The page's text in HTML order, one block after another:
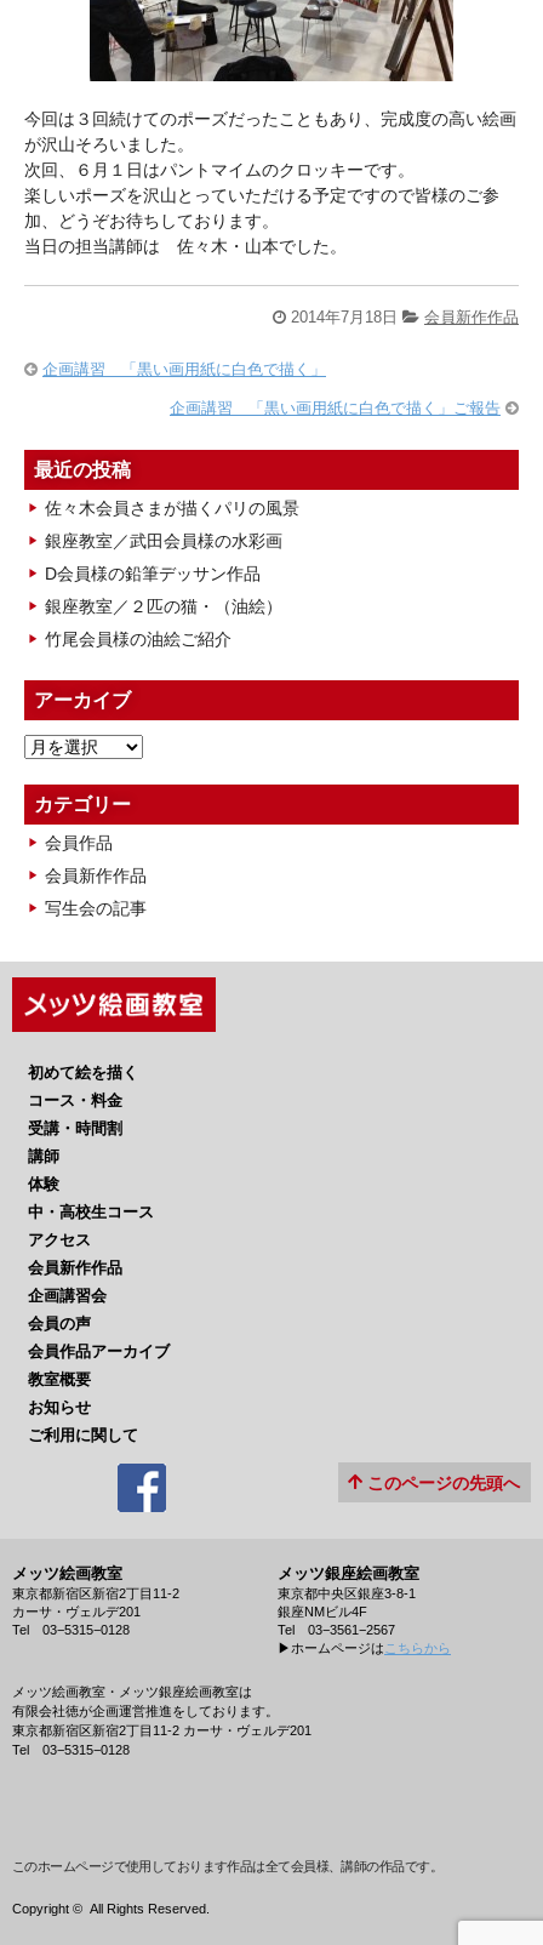
今回は３回続けてのポーズだったこともあり、完成度の高い絵画
が沢山そろいました。
次回、６月１日はパントマイムのクロッキーです。
楽しいポーズを沢山とっていただける予定ですので皆様のご参
加、どうぞお待ちしております。
当日の担当講師は 佐々木・山本でした。
2014年7月18日 会員新作作品
企画講習 「黒い画用紙に白色で描く」
企画講習 「黒い画用紙に白色で描く」ご報告
最近の投稿
佐々木会員さまが描くパリの風景
銀座教室／武田会員様の水彩画
D会員様の鉛筆デッサン作品
銀座教室／２匹の猫・（油絵）
竹尾会員様の油絵ご紹介
アーカイブ
ア
カ
イ
ブ
カテゴリー
会員作品
会員新作作品
写生会の記事
初めて絵を描く
コース・料金
受講・時間割
講師
体験
中・高校生コース
アクセス
会員新作作品
企画講習会
会員の声
会員作品アーカイブ
教室概要
お知らせ
ご利用に関して
このページの先頭へ
メッツ絵画教室
東京都新宿区新宿2丁目11-2
カーサ・ヴェルデ201
Tel 03−5315−0128
メッツ銀座絵画教室
東京都中央区銀座3-8-1
銀座NMビル4F
Tel 03−3561−2567
▶︎ホームページは こちらから
メッツ絵画教室・メッツ銀座絵画教室は
有限会社徳が企画運営推進をしております。
東京都新宿区新宿2丁目11-2 カーサ・ヴェルデ201
Tel 03−5315−0128
このホームページで使用しております作品は全て会員様、講師の作品です。
Copyright © All Rights Reserved.